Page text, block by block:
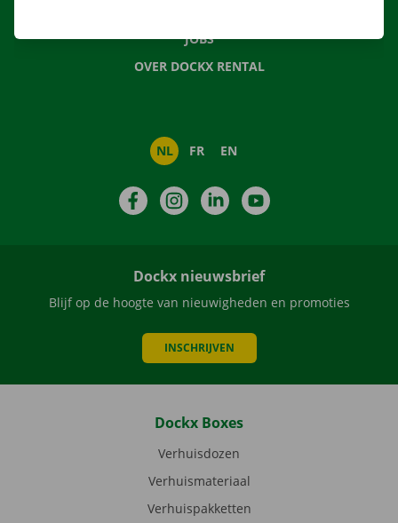
JOBS
OVER DOCKX RENTAL
NL FR EN
FacebookInstagramLinkedIn
Dockx nieuwsbrief
Blijf op de hoogte van nieuwigheden en promoties
INSCHRIJVEN
Dockx Boxes
Verhuisdozen
Verhuismateriaal
Verhuispakketten